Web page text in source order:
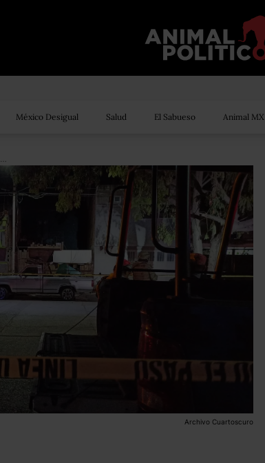
México Desigual Salud El Sabueso Animal MX
Asesinan a balazos a cinco integrantes de una familia en comunidad de Irapuato, Guanajuato
Archivo Cuartoscuro